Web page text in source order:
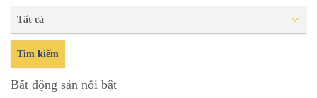
Tất cả
Tìm kiếm
Bất động sản nổi bật